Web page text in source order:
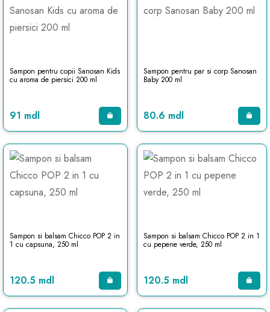
Sampon pentru copii Sanosan Kids
cu aroma de piersici 200 ml
91 mdl
Sampon pentru par si corp Sanosan
Baby 200 ml
80.6 mdl
Sampon si balsam Chicco POP 2 in
1 cu capsuna, 250 ml
120.5 mdl
Sampon si balsam Chicco POP 2 in 1
cu pepene verde, 250 ml
120.5 mdl